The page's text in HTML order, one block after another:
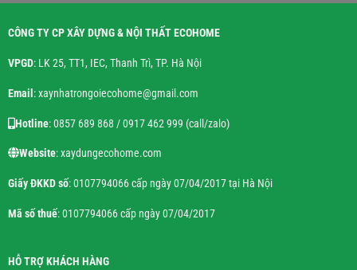
CÔNG TY CP XÂY DỰNG & NỘI THẤT ECOHOME
VPGD: LK 25, TT1, IEC, Thanh Trì, TP. Hà Nội
Email : xaynhatrongoiecohome@gmail.com
Hotline: 0857 689 868 / 0917 462 999 (call/zalo)
Website: xaydungecohome.com
Giấy ĐKKD số: 0107794066 cấp ngày 07/04/2017 tại Hà Nội
Mã số thuế: 0107794066 cấp ngày 07/04/2017
HỖ TRỢ KHÁCH HÀNG